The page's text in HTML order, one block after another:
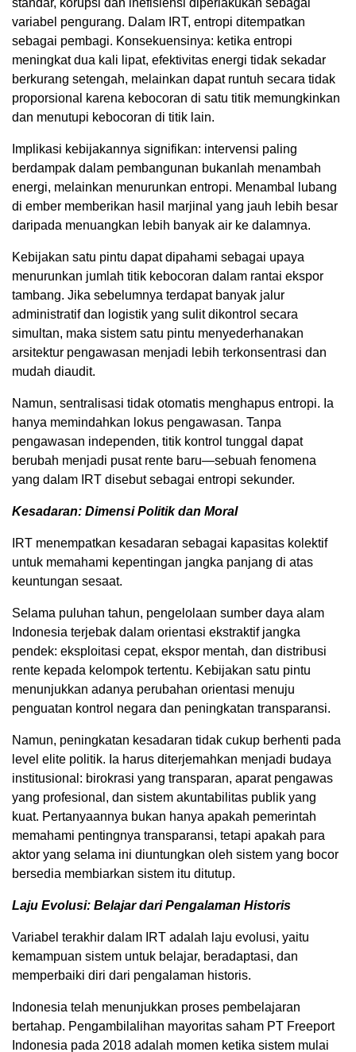
variabel pengurang. Dalam IRT, entropi ditempatkan
sebagai pembagi. Konsekuensinya: ketika entropi
meningkat dua kali lipat, efektivitas energi tidak sekadar
berkurang setengah, melainkan dapat runtuh secara tidak
proporsional karena kebocoran di satu titik memungkinkan
dan menutupi kebocoran di titik lain.
Implikasi kebijakannya signifikan: intervensi paling
berdampak dalam pembangunan bukanlah menambah
energi, melainkan menurunkan entropi. Menambal lubang
di ember memberikan hasil marjinal yang jauh lebih besar
daripada menuangkan lebih banyak air ke dalamnya.
Kebijakan satu pintu dapat dipahami sebagai upaya
menurunkan jumlah titik kebocoran dalam rantai ekspor
tambang. Jika sebelumnya terdapat banyak jalur
administratif dan logistik yang sulit dikontrol secara
simultan, maka sistem satu pintu menyederhanakan
arsitektur pengawasan menjadi lebih terkonsentrasi dan
mudah diaudit.
Namun, sentralisasi tidak otomatis menghapus entropi. Ia
hanya memindahkan lokus pengawasan. Tanpa
pengawasan independen, titik kontrol tunggal dapat
berubah menjadi pusat rente baru—sebuah fenomena
yang dalam IRT disebut sebagai entropi sekunder.
Kesadaran: Dimensi Politik dan Moral
IRT menempatkan kesadaran sebagai kapasitas kolektif
untuk memahami kepentingan jangka panjang di atas
keuntungan sesaat.
Selama puluhan tahun, pengelolaan sumber daya alam
Indonesia terjebak dalam orientasi ekstraktif jangka
pendek: eksploitasi cepat, ekspor mentah, dan distribusi
rente kepada kelompok tertentu. Kebijakan satu pintu
menunjukkan adanya perubahan orientasi menuju
penguatan kontrol negara dan peningkatan transparansi.
Namun, peningkatan kesadaran tidak cukup berhenti pada
level elite politik. Ia harus diterjemahkan menjadi budaya
institusional: birokrasi yang transparan, aparat pengawas
yang profesional, dan sistem akuntabilitas publik yang
kuat. Pertanyaannya bukan hanya apakah pemerintah
memahami pentingnya transparansi, tetapi apakah para
aktor yang selama ini diuntungkan oleh sistem yang bocor
bersedia membiarkan sistem itu ditutup.
Laju Evolusi: Belajar dari Pengalaman Historis
Variabel terakhir dalam IRT adalah laju evolusi, yaitu
kemampuan sistem untuk belajar, beradaptasi, dan
memperbaiki diri dari pengalaman historis.
Indonesia telah menunjukkan proses pembelajaran
bertahap. Pengambilalihan mayoritas saham PT Freeport
Indonesia pada 2018 adalah momen ketika sistem mulai